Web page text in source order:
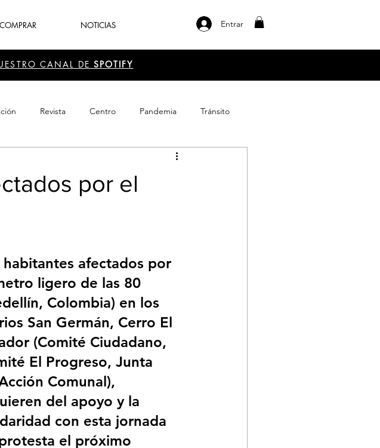
NOTICIAS Entrar
CANAL DE SPOTIFY
Revista Centro Pandemia Tránsito
Emprendimiento
por el
habitantes afectados por
ligero de las 80
Colombia) en los
San Germán, Cerro El
(Comité Ciudadano,
El Progreso, Junta
Comunal),
del apoyo y la
con esta jornada
el próximo